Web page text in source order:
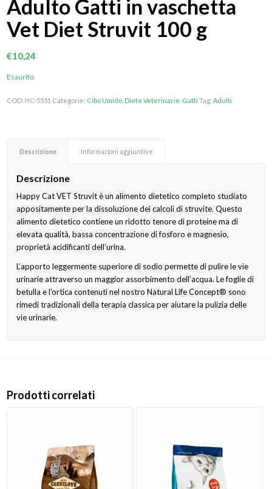
Adulto Gatti in vaschetta
Vet Diet Struvit 100 g
€10,24
Esaurito
COD: HC-5551 Categorie: Cibo Umido Diete Veterinarie Gatti Tag:Adulti
Descrizione Informazioni aggiuntive
Descrizione
Happy Cat VET Struvit è un alimento dietetico completo studiato
appositamente per la dissoluzione dei calcoli di struvite. Questo
alimento dietetico contiene un ridotto tenore di proteine ma di
elevata qualità, bassa concentrazione di fosforo e magnesio,
proprietà acidificanti dell’urina.
L’apporto leggermente superiore di sodio permette di pulire le vie
urinarie attraverso un maggior assorbimento dell’acqua. Le foglie di
betulla e l’ortica contenuti nel nostro Natural Life Concept® sono
rimedi tradizionali della terapia classica per aiutare la pulizia delle
vie urinarie.
Prodotti correlati